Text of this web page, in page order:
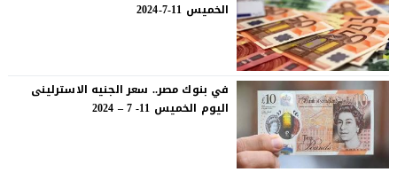
الخميس 11-7-2024
في بنوك مصر.. سعر الجنيه الاسترلينى
اليوم الخميس 11- 7 – 2024